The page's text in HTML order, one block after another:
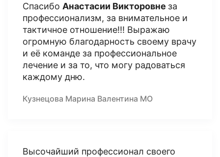
Спасибо Анастасии Викторовне за
профессионализм, за внимательное и
тактичное отношение!!! Выражаю
огромную благодарность своему врачу
и её команде за профессиональное
лечение и за то, что могу радоваться
каждому дню.
Кузнецова Марина Валентина МО
Высочайший профессионал своего